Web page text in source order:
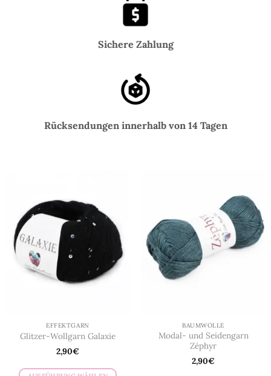
Sichere Zahlung
Rücksendungen innerhalb von 14 Tagen
EFFEKTGARN
Glitzer-Wollgarn Galaxie
2,90€
BAUMWOLLE
Modal- und Seidengarn
Zéphyr
2,90€